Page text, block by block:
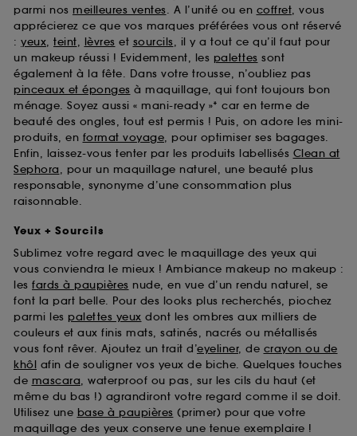
parmi nos meilleures ventes. A l’unité ou en coffret, vous
apprécierez ce que vos marques préférées vous ont réservé
: yeux, teint, lèvres et sourcils, il y a tout ce qu’il faut pour
un makeup réussi ! Evidemment, les palettes sont
également à la fête. Dans votre trousse, n’oubliez pas
pinceaux et éponges à maquillage, qui font toujours bon
ménage. Soyez aussi « mani-ready »* car en terme de
beauté des ongles, tout est permis ! Puis, on adore les mini-
produits, en format voyage, pour optimiser ses bagages.
Enfin, laissez-vous tenter par les produits labellisés Clean at
Sephora, pour un maquillage naturel, une beauté plus
responsable, synonyme d’une consommation plus
raisonnable.
Yeux + Sourcils
Sublimez votre regard avec le maquillage des yeux qui
vous conviendra le mieux ! Ambiance makeup no makeup :
les fards à paupières nude, en vue d’un rendu naturel, se
font la part belle. Pour des looks plus recherchés, piochez
parmi les palettes yeux dont les ombres aux milliers de
couleurs et aux finis mats, satinés, nacrés ou métallisés
vous font rêver. Ajoutez un trait d’eyeliner, de crayon ou de
khôl afin de souligner vos yeux de biche. Quelques touches
de mascara, waterproof ou pas, sur les cils du haut (et
même du bas !) agrandiront votre regard comme il se doit.
Utilisez une base à paupières (primer) pour que votre
maquillage des yeux conserve une tenue exemplaire !